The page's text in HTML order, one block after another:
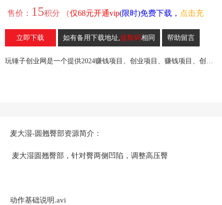
售价： 15积分 （仅68元开通vip(限时)免费下载， 点击充
）
立即下载 如有备用下载地址,提取码相同 帮助留言
玩锤子创业网是一个提供2024赚钱项目、创业项目、赚钱项目、创业赚钱教程、引流教程的创业网,欢迎来玩锤子创业网！
麦大湿-圆翘臀部资源简介：
麦大湿圆翘臀部，针对臀两侧凹陷，调整高压臀
动作基础说明.avi